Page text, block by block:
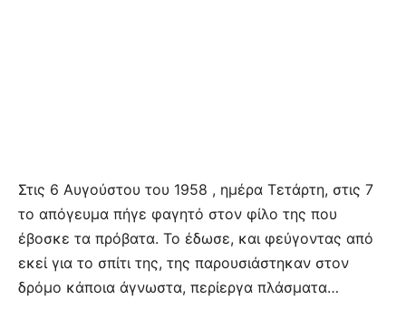
Στις 6 Αυγούστου του 1958 , ημέρα Τετάρτη, στις 7
το απόγευμα πήγε φαγητό στον φίλο της που
έβοσκε τα πρόβατα. Το έδωσε, και φεύγοντας από
εκεί για το σπίτι της, της παρουσιάστηκαν στον
δρόμο κάποια άγνωστα, περίεργα πλάσματα…